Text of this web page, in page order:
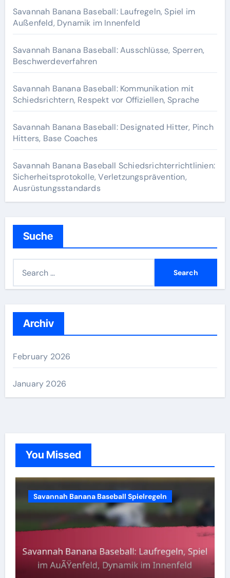
Savannah Banana Baseball: Laufregeln, Spiel im
Außenfeld, Dynamik im Innenfeld
Savannah Banana Baseball: Ausschlüsse, Sperren,
Beschwerdeverfahren
Savannah Banana Baseball: Kommunikation mit
Schiedsrichtern, Respekt vor Offiziellen, Sprache
Savannah Banana Baseball: Designated Hitter, Pinch
Hitters, Base Coaches
Savannah Banana Baseball Schiedsrichterrichtlinien:
Sicherheitsprotokolle, Verletzungsprävention,
Ausrüstungsstandards
Suche
h
f
o
:
Archiv
February 2026
January 2026
You Missed
Savannah Banana Baseball Spielregeln